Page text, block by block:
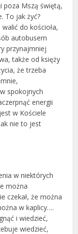
poza Mszą świętą,
To jak żyć?
do kościoła,
autobusem
przynajmniej
także od księży
że trzeba
spokojnych
energii
w Kościele
nie to jest
w niektórych
można
czekał, że można
w kaplicy….
i wiedzieć,
wiedzieć,